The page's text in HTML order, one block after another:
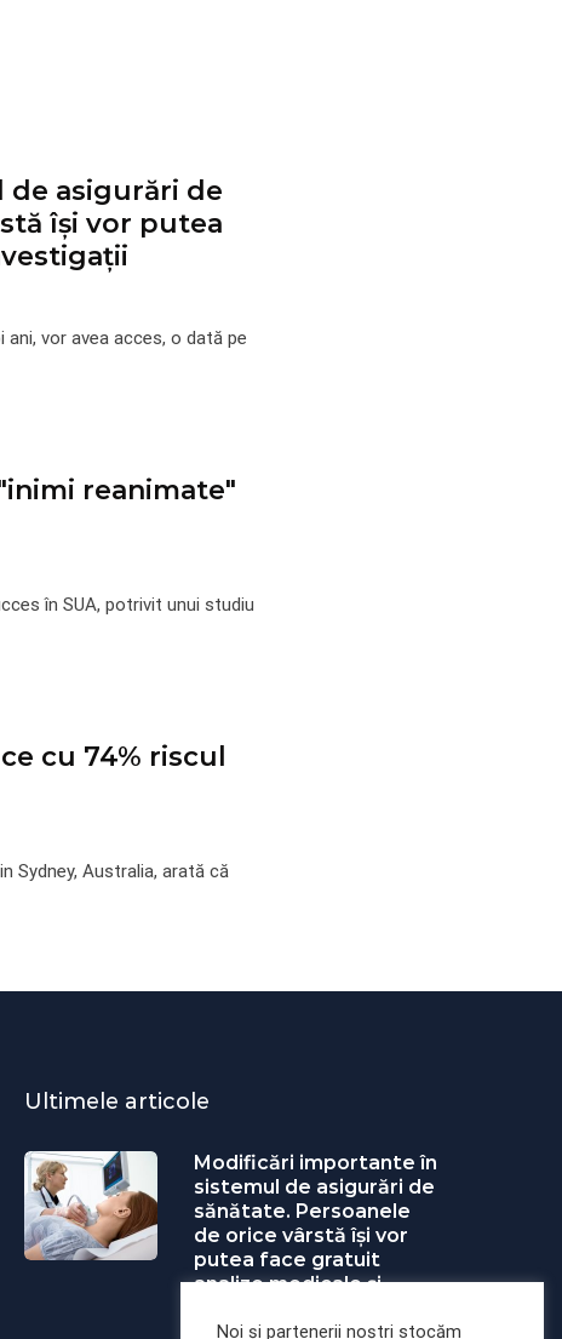
asigurări de
își vor putea
vor avea acces, o dată pe
reanimate"
în SUA, potrivit unui studiu
cu 74% riscul
Sydney, Australia, arată că
Ultimele articole
Modificări importante în
sistemul de asigurări de
sănătate. Persoanele
de orice vârstă își vor
putea face gratuit
analize medicale şi
Noi și partenerii noștri stocăm